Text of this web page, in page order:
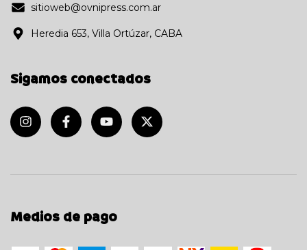
sitioweb@ovnipress.com.ar
Heredia 653, Villa Ortúzar, CABA
Sigamos conectados
Medios de pago